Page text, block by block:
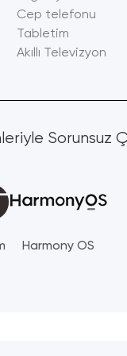
Cep telefonu
Tabletim
Akıllı Televizyon
Sorunsuz
Harmony OS